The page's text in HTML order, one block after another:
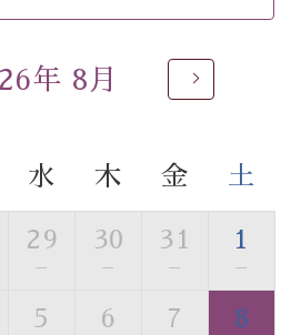
酸化の進みが遅く新鮮で若返り
有な源泉です。身も心も癒され
菌防カビの特殊素材の畳を使
して滑りにくい畳のお風呂で
には階段がございます。 予め
年 8月
水 木 金 土
29
—
30
—
31
—
1
—
5 6 7 8